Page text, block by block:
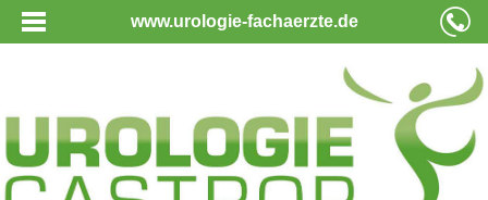
www.urologie-fachaerzte.de